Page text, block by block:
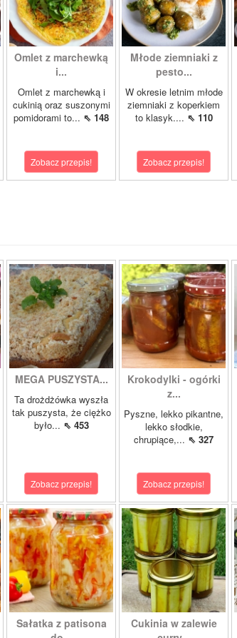
Omlet z marchewką
i...
Omlet z marchewką i
cukinią oraz suszonymi
pomidorami to... ⇖ 148
Zobacz przepis!
Młode ziemniaki z
pesto...
W okresie letnim młode
ziemniaki z koperkiem
to klasyk.... ⇖ 110
Zobacz przepis!
MEGA PUSZYSTA...
Ta drożdżówka wyszła
tak puszysta, że ciężko
było... ⇖ 453
Zobacz przepis!
Krokodylki - ogórki
z...
Pyszne, lekko pikantne,
lekko słodkie,
chrupiące,... ⇖ 327
Zobacz przepis!
Sałatka z patisona
Cukinia w zalewie